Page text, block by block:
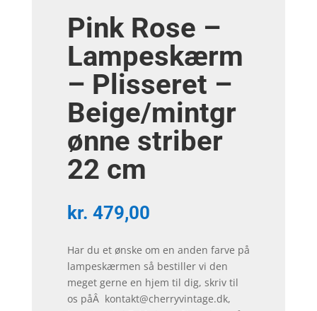
Pink Rose –
Lampeskærm
– Plisseret –
Beige/mintgr
ønne striber
22 cm
kr. 479,00
Har du et ønske om en anden farve på
lampeskærmen så bestiller vi den
meget gerne en hjem til dig, skriv til
os påÂ kontakt@cherryvintage.dk,